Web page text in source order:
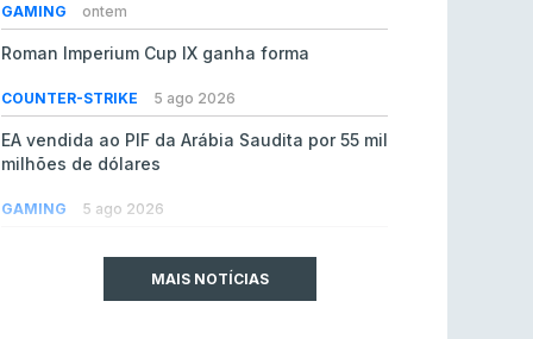
GAMING ontem
Roman Imperium Cup IX ganha forma
COUNTER-STRIKE 5 ago 2026
EA vendida ao PIF da Arábia Saudita por 55 mil
milhões de dólares
GAMING 5 ago 2026
MAIS NOTÍCIAS